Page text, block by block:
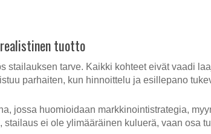
tuotto
stailauksen tarve. Kaikki kohteet eivät vaadi
parhaiten, kun hinnoittelu ja esillepano
jossa huomioidaan markkinointistrategia,
ei ole ylimääräinen kuluerä, vaan osa